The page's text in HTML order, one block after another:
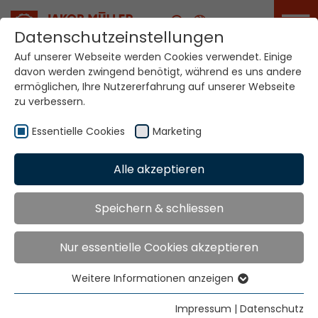
Karriere
AGB
Home AGB
Allgemeine Lieferbedingungen der
Jakob Müller Gruppe
2018_AGB_JMG.pdf
Link
Datenschutzeinstellungen
Auf unserer Webseite werden Cookies verwendet. Einige
davon werden zwingend benötigt, während es uns andere
ermöglichen, Ihre Nutzererfahrung auf unserer Webseite
zu verbessern.
Essentielle Cookies Marketing
Alle akzeptieren
Speichern & schliessen
Nur essentielle Cookies akzeptieren
Essentielle Cookies
Essentielle Cookies werden für grundlegende
Weitere Informationen anzeigen
Impressum | Datenschutz